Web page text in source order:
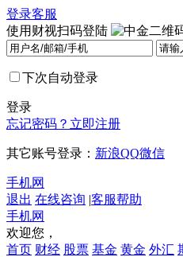
登录客服
使用财视扫码登陆
下次自动登录
登录
忘记密码？ 立即注册
其它账号登录： 新浪QQ微信
手机网
退出 在线咨询 |客服帮助
手机网
欢迎您，
首页 财经 股票 基金 黄金 外汇